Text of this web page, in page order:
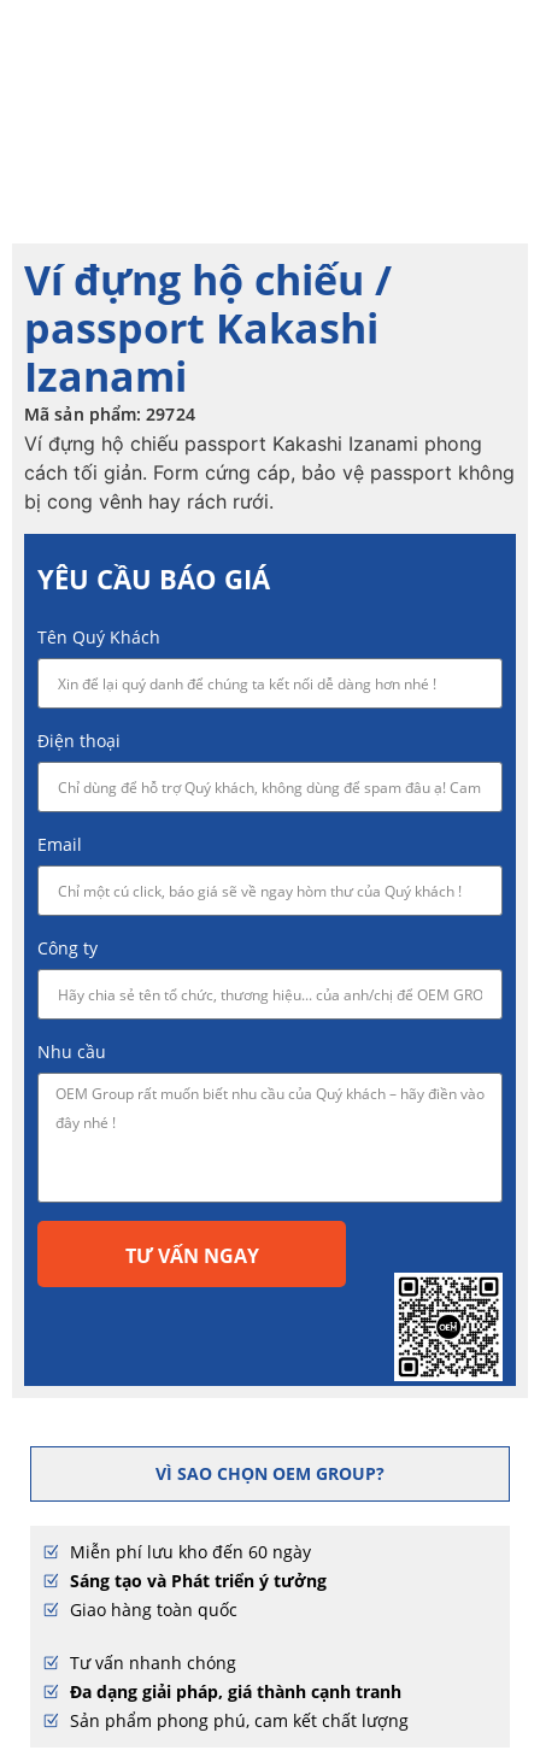
Ví đựng hộ chiếu /
passport Kakashi
Izanami
Mã sản phẩm: 29724
Ví đựng hộ chiếu passport Kakashi Izanami phong
cách tối giản. Form cứng cáp, bảo vệ passport không
bị cong vênh hay rách rưới.
YÊU CẦU BÁO GIÁ
Tên Quý Khách
Điện thoại
Email
Công ty
Nhu cầu
TƯ VẤN NGAY
VÌ SAO CHỌN OEM GROUP?
Miễn phí lưu kho đến 60 ngày
Sáng tạo và Phát triển ý tưởng
Giao hàng toàn quốc
Tư vấn nhanh chóng
Đa dạng giải pháp, giá thành cạnh tranh
Sản phẩm phong phú, cam kết chất lượng